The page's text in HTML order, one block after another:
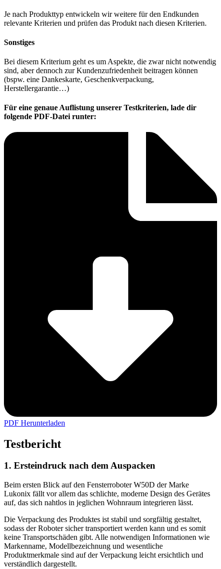
Je nach Produkttyp entwickeln wir weitere für den Endkunden
relevante Kriterien und prüfen das Produkt nach diesen Kriterien.
Sonstiges
Bei diesem Kriterium geht es um Aspekte, die zwar nicht notwendig
sind, aber dennoch zur Kundenzufriedenheit beitragen können
(bspw. eine Dankeskarte, Geschenkverpackung,
Herstellergarantie…)
Für eine genaue Auflistung unserer Testkriterien, lade dir
folgende PDF-Datei runter:
PDF Herunterladen
Testbericht
1. Ersteindruck nach dem Auspacken
Beim ersten Blick auf den Fensterroboter W50D der Marke
Lukonix fällt vor allem das schlichte, moderne Design des Gerätes
auf, das sich nahtlos in jeglichen Wohnraum integrieren lässt.
Die Verpackung des Produktes ist stabil und sorgfältig gestaltet,
sodass der Roboter sicher transportiert werden kann und es somit
keine Transportschäden gibt. Alle notwendigen Informationen wie
Markenname, Modellbezeichnung und wesentliche
Produktmerkmale sind auf der Verpackung leicht ersichtlich und
verständlich dargestellt.